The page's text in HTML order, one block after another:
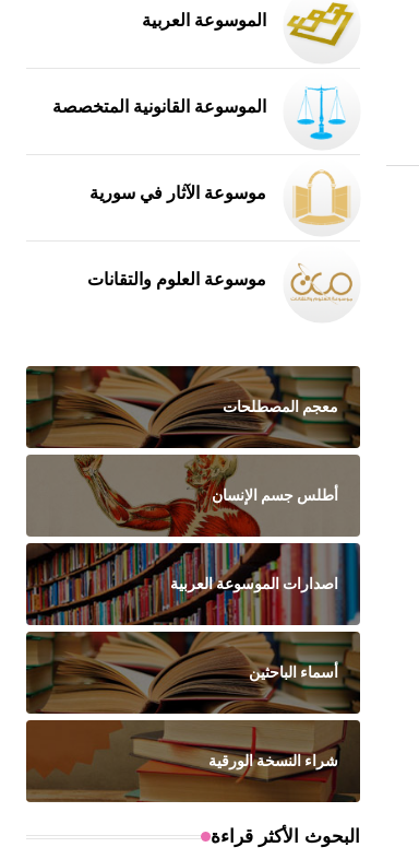
الموسوعة العربية
الموسوعة القانونية المتخصصة
موسوعة الآثار في سورية
موسوعة العلوم والتقانات
معجم المصطلحات
أطلس جسم الإنسان
اصدارات الموسوعة العربية
أسماء الباحثين
شراء النسخة الورقية
البحوث الأكثر قراءة